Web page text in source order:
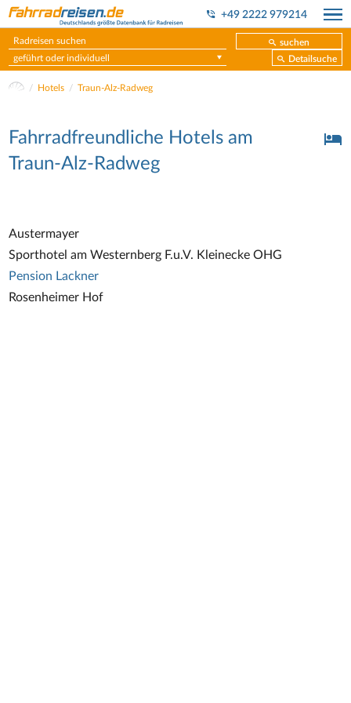
+49 2222 979214
suchen
geführt oder individuell
Detailsuche
Hotels Traun-Alz-Radweg
Fahrradfreundliche Hotels am
Traun-Alz-Radweg
Austermayer
Sporthotel am Westernberg F.u.V. Kleinecke OHG
Pension Lackner
Rosenheimer Hof